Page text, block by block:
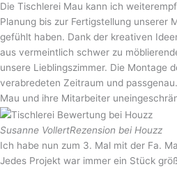
Die Tischlerei Mau kann ich
Planung bis zur Fertigstellung unserer
gefühlt haben. Dank der kreativen
aus vermeintlich schwer zu
unsere Lieblingszimmer. Die Montage
verabredeten Zeitraum und
Mau und ihre Mitarbeiter
Susanne VollertRezension bei Houzz
Ich habe nun zum 3. Mal mit der Fa.
Jedes Projekt war immer ein Stück